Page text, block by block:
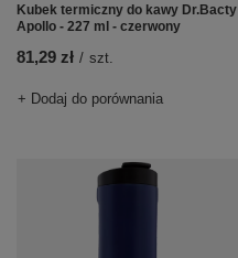
Kubek termiczny do kawy Dr.Bacty
Apollo - 227 ml - czerwony
81,29 zł / szt.
+ Dodaj do porównania